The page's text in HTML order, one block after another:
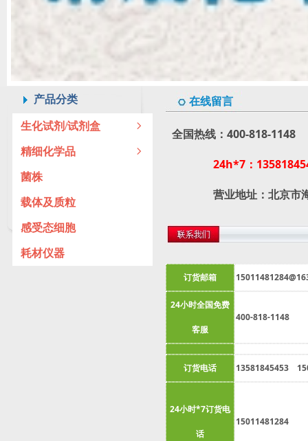
在线留言
全国热线：400-818-
24h*7：
营业地址：北京市海
产品分类
ꁇ
生化试剂/试剂盒
ꁇ
精细化学品
菌株
载体及质粒
感受态细胞
耗材仪器
订货邮箱
24小时全国免费
客服
400-818-1148
订货电话 13581845453
24小时*7订货电
话
15011481284